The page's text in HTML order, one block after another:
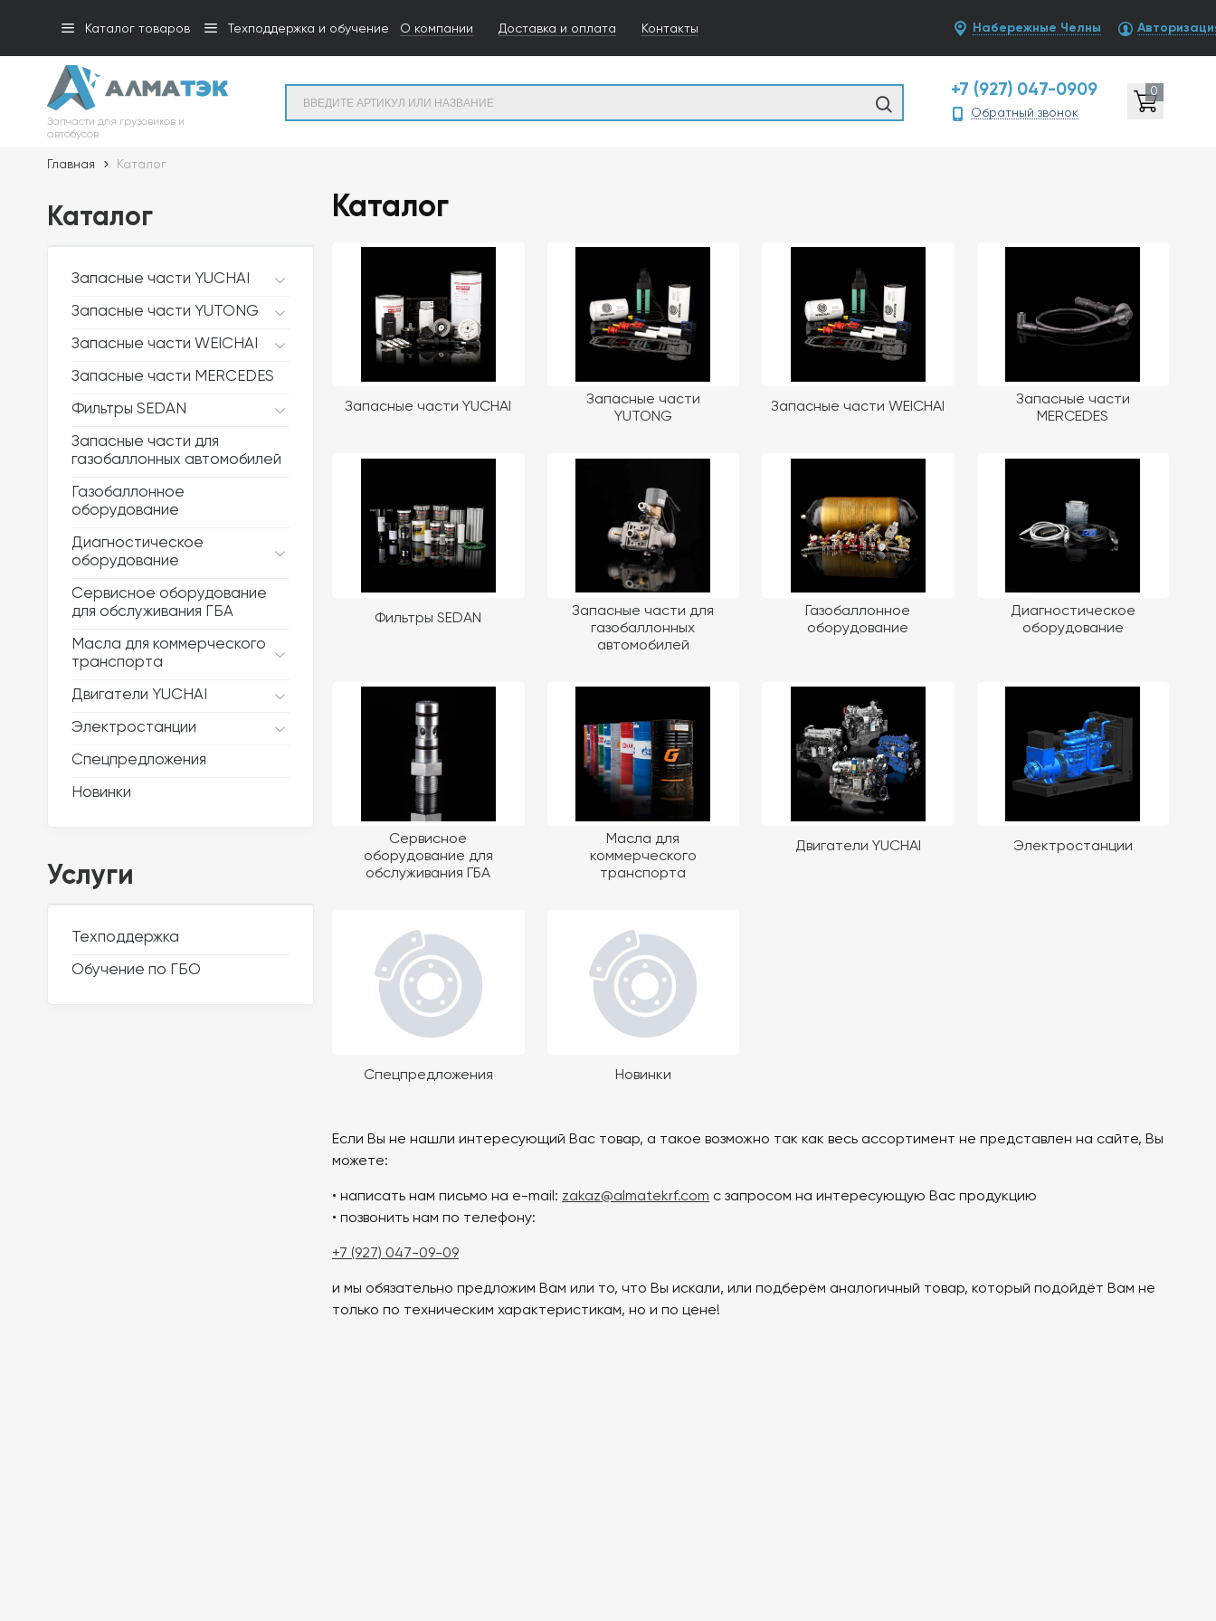
Каталог товаров Техподдержка и обучение О компании Доставка и оплата Контакты Набережные Челны
Запчасти для грузовиков и
автобусов
+7 (927) 047-0909
Обратный звонок
0
Главная Каталог
Каталог
Запасные части YUCHAI
Запасные части YUTONG
Запасные части WEICHAI
Запасные части MERCEDES
Фильтры SEDAN
Запасные части для
газобаллонных автомобилей
Газобаллонное
оборудование
Диагностическое
оборудование
Сервисное оборудование
для обслуживания ГБА
Масла для коммерческого
транспорта
Двигатели YUCHAI
Электростанции
Спецпредложения
Новинки
Услуги
Техподдержка
Обучение по ГБО
Каталог
Запасные части YUCHAI
Запасные части
YUTONG
Запасные части WEICHAI
Запасные части
MERCEDES
Фильтры SEDAN
Запасные части для
газобаллонных
автомобилей
Газобаллонное
оборудование
Диагностическое
оборудование
Сервисное
оборудование для
обслуживания ГБА
Масла для
коммерческого
транспорта
Двигатели YUCHAI Электростанции
Спецпредложения Новинки
Если Вы не нашли интересующий Вас товар, а такое возможно так как весь ассортимент не представлен на сайте, Вы
можете:
• написать нам письмо на e-mail: zakaz@almatekrf.com с запросом на интересующую Вас продукцию
• позвонить нам по телефону:
+7 (927) 047-09-09
и мы обязательно предложим Вам или то, что Вы искали, или подберём аналогичный товар, который подойдёт Вам не
только по техническим характеристикам, но и по цене!